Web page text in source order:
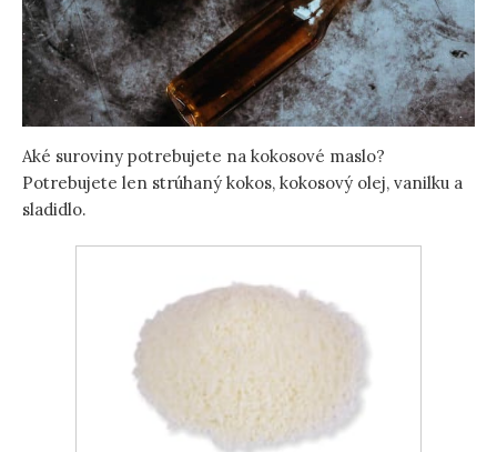
Aké suroviny potrebujete na kokosové maslo?
Potrebujete len strúhaný kokos, kokosový olej, vanilku a
sladidlo.